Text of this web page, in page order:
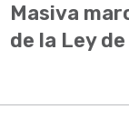
Masiva
de la Ley